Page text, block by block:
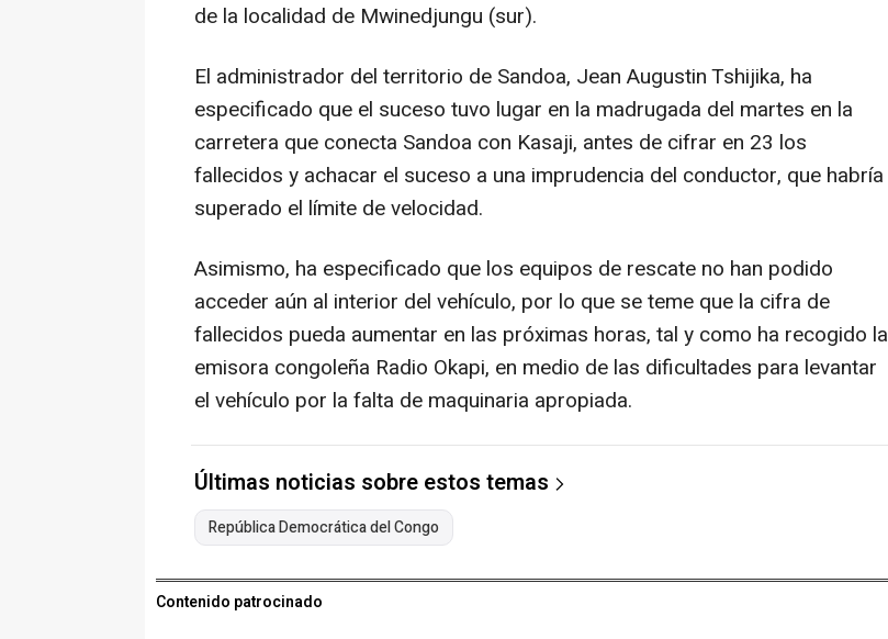
de la localidad de Mwinedjungu (sur).
El administrador del territorio de Sandoa, Jean Augustin Tshijika, ha
especificado que el suceso tuvo lugar en la madrugada del martes en la
carretera que conecta Sandoa con Kasaji, antes de cifrar en 23 los
fallecidos y achacar el suceso a una imprudencia del conductor, que habría
superado el límite de velocidad.
Asimismo, ha especificado que los equipos de rescate no han podido
acceder aún al interior del vehículo, por lo que se teme que la cifra de
fallecidos pueda aumentar en las próximas horas, tal y como ha recogido la
emisora congoleña Radio Okapi, en medio de las dificultades para levantar
el vehículo por la falta de maquinaria apropiada.
Últimas noticias sobre estos temas
República Democrática del Congo
Contenido patrocinado